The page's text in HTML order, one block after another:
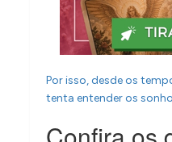
Por isso, desde os
tenta entender os